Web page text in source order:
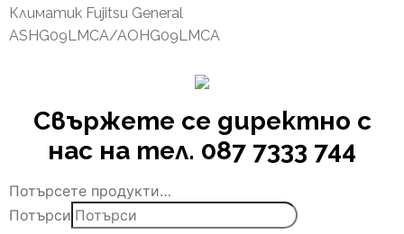
Климатик Fujitsu General
ASHG09LMCA/AOHG09LMCA
Свържете се директно с
нас на тел. 087 7333 744
Потърсете продукти…
Потърси